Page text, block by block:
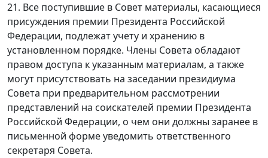
21. Все поступившие в Совет материалы, касающиеся
присуждения премии Президента Российской
Федерации, подлежат учету и хранению в
установленном порядке. Члены Совета обладают
правом доступа к указанным материалам, а также
могут присутствовать на заседании президиума
Совета при предварительном рассмотрении
представлений на соискателей премии Президента
Российской Федерации, о чем они должны заранее в
письменной форме уведомить ответственного
секретаря Совета.